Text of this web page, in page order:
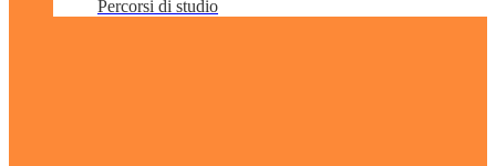
Percorsi di studio